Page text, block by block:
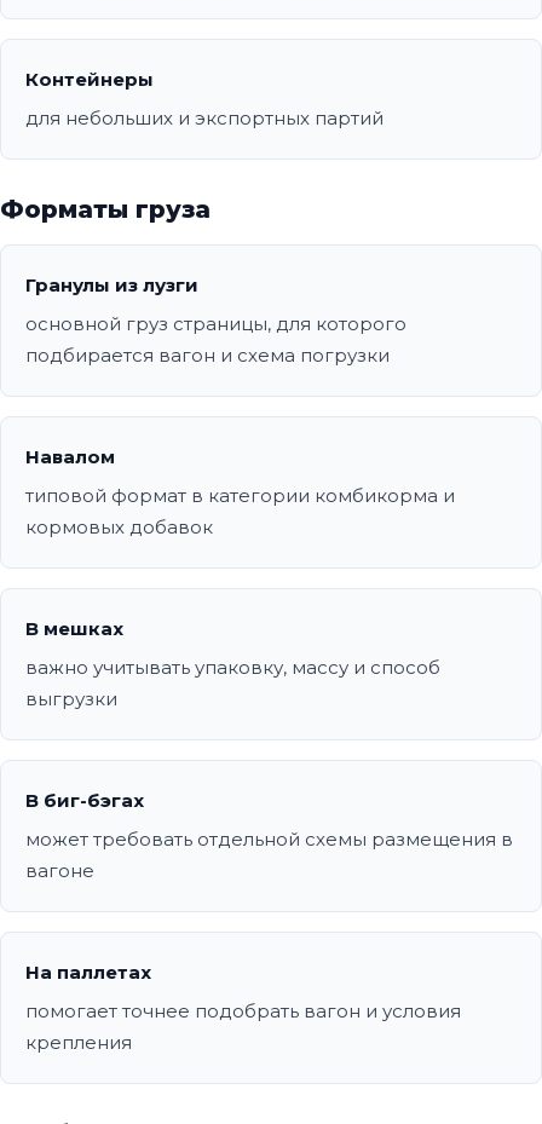
Контейнеры
для небольших и экспортных партий
Форматы груза
Гранулы из лузги
основной груз страницы, для которого
подбирается вагон и схема погрузки
Навалом
типовой формат в категории комбикорма и
кормовых добавок
В мешках
важно учитывать упаковку, массу и способ
выгрузки
В биг-бэгах
может требовать отдельной схемы размещения в
вагоне
На паллетах
помогает точнее подобрать вагон и условия
крепления